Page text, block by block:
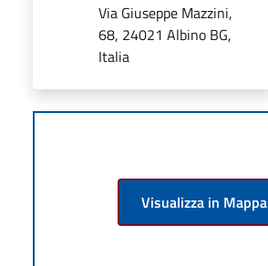
Via Giuseppe Mazzini,
68, 24021 Albino BG,
Italia
Visualizza in Mappa